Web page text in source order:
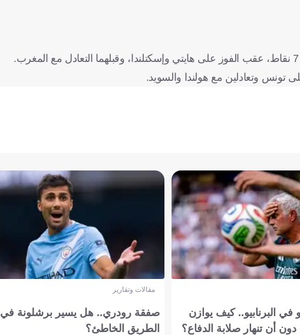
في البرنابيو.. كيف يوازن
أن تنهار صلابة الدفاع؟
مقالات وتقارير
صفقة رودري.. هل يسير برشلونة في
الطريق الخاطئ؟